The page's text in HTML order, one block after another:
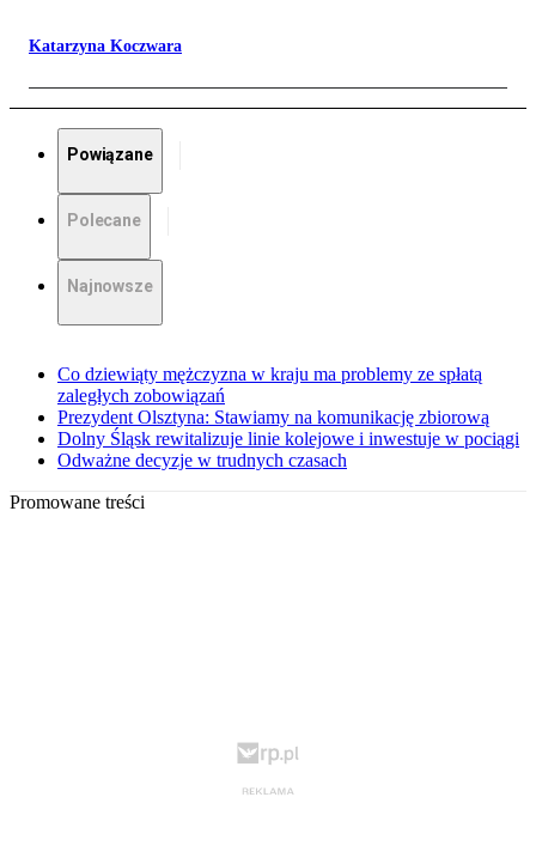
Katarzyna Koczwara
Powiązane
Polecane
Najnowsze
Co dziewiąty mężczyzna w kraju ma problemy ze spłatą
zaległych zobowiązań
Prezydent Olsztyna: Stawiamy na komunikację zbiorową
Dolny Śląsk rewitalizuje linie kolejowe i inwestuje w pociągi
Odważne decyzje w trudnych czasach
Promowane treści